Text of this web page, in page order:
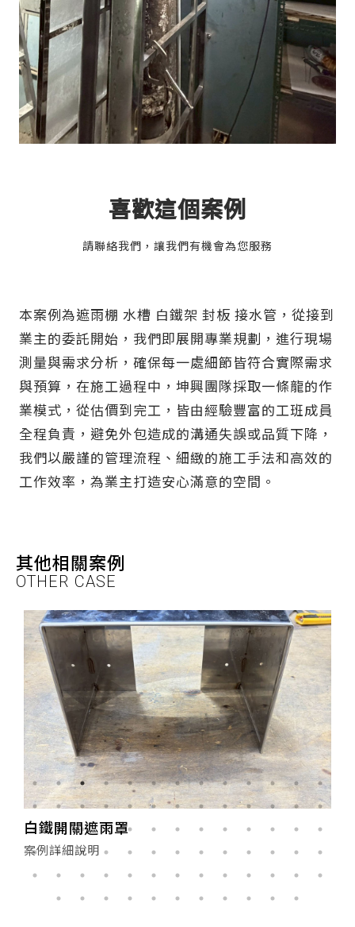
喜歡這個案例
請聯絡我們，讓我們有機會為您服務
本案例為遮雨棚 水槽 白鐵架 封板 接水管，從接到
業主的委託開始，我們即展開專業規劃，進行現場
測量與需求分析，確保每一處細節皆符合實際需求
與預算，在施工過程中，坤興團隊採取一條龍的作
業模式，從估價到完工，皆由經驗豐富的工班成員
全程負責，避免外包造成的溝通失誤或品質下降，
我們以嚴謹的管理流程、細緻的施工手法和高效的
工作效率，為業主打造安心滿意的空間。
其他相關案例
OTHER CASE
遮雨棚 水槽 白鐵架 封板 接水管
案例詳細說明